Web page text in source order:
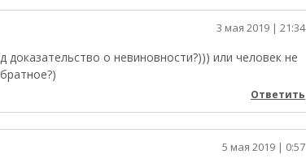
3 мая 2019 | 21:34
доказательство о невиновности?))) или человек не
Ответить
5 мая 2019 | 0:57